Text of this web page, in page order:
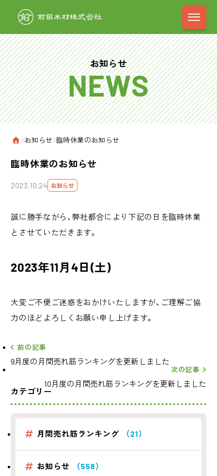
前田木材株式
お知らせ
ホーム
›お知らせ›臨時休業のお知らせ
臨時休業のお知らせ
2023.10.24 お知らせ
誠に勝手ながら、弊社都合により下記の日を臨時休業
とさせていただきます。
2023年11月4日(土)
大変ご不便ご迷惑をおかけいたしますが、ご理解ご協
力のほどよろ しくお願い申し上げます。
前の記事
9月度の月間売れ筋ランキングを更新しました
次の記事
10月度の月間売れ筋ランキングを更新しました
カテゴリー
月間売れ筋ランキング （21）
お知らせ （558）